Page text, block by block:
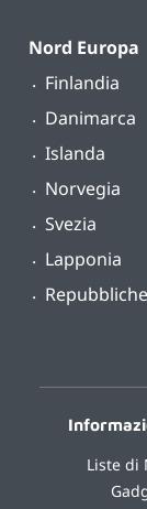
Nord Europa
Finlandia
Danimarca
Islanda
Norvegia
Svezia
Lapponia
Liste di